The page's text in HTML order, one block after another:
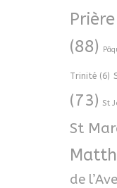
(88)
Trinité(6)
(73) St
St
de